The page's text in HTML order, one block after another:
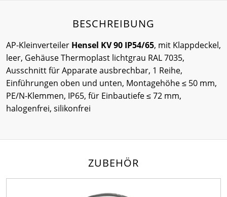
BESCHREIBUNG
AP-Kleinverteiler Hensel KV 90 IP54/65, mit Klappdeckel,
leer, Gehäuse Thermoplast lichtgrau RAL 7035,
Ausschnitt für Apparate ausbrechbar, 1 Reihe,
Einführungen oben und unten, Montagehöhe ≤ 50 mm,
PE/N-Klemmen, IP65, für Einbautiefe ≤ 72 mm,
halogenfrei, silikonfrei
ZUBEHÖR